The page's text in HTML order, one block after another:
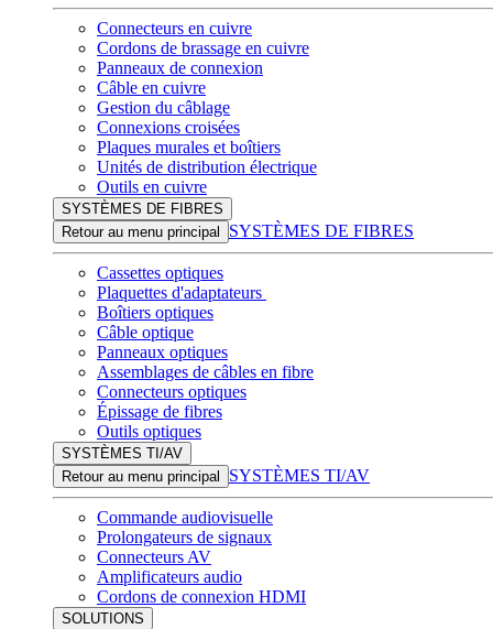
Connecteurs en cuivre
Cordons de brassage en cuivre
Panneaux de connexion
Câble en cuivre
Gestion du câblage
Connexions croisées
Plaques murales et boîtiers
Unités de distribution électrique
Outils en cuivre
SYSTÈMES DE FIBRES
Retour au menu principal
SYSTÈMES DE FIBRES
Cassettes optiques
Plaquettes d'adaptateurs
Boîtiers optiques
Câble optique
Panneaux optiques
Assemblages de câbles en fibre
Connecteurs optiques
Épissage de fibres
Outils optiques
SYSTÈMES TI/AV
Retour au menu principal
SYSTÈMES TI/AV
Commande audiovisuelle
Prolongateurs de signaux
Connecteurs AV
Amplificateurs audio
Cordons de connexion HDMI
SOLUTIONS